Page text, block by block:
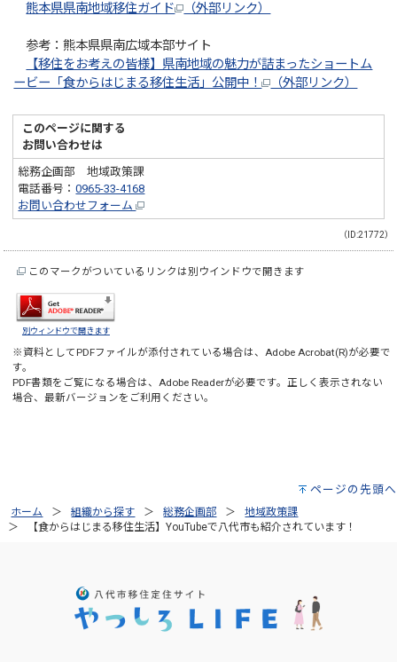
熊本県県南地域移住ガイド
（外部リンク）
参考：熊本県県南広域本部サイト
【移住をお考えの皆様】県南地域の魅力が詰まったショートム
ービー「食からはじまる移住生活」公開中！
（外部リンク）
このページに関する
お問い合わせは
総務企画部 地域政策課
電話番号：0965-33-4168
お問い合わせフォーム
（ID:21772）
このマークがついているリンクは別ウインドウで開きます
別ウィンドウで開きます
※資料としてPDFファイルが添付されている場合は、Adobe Acrobat(R)が必要で
す。
PDF書類をご覧になる場合は、Adobe Readerが必要です。正しく表示されない
場合、最新バージョンをご利用ください。
ページの先頭へ
ホーム 組織から探す 総務企画部
地域政策課
【食からはじまる移住生活】YouTubeで八代市も紹介されています！